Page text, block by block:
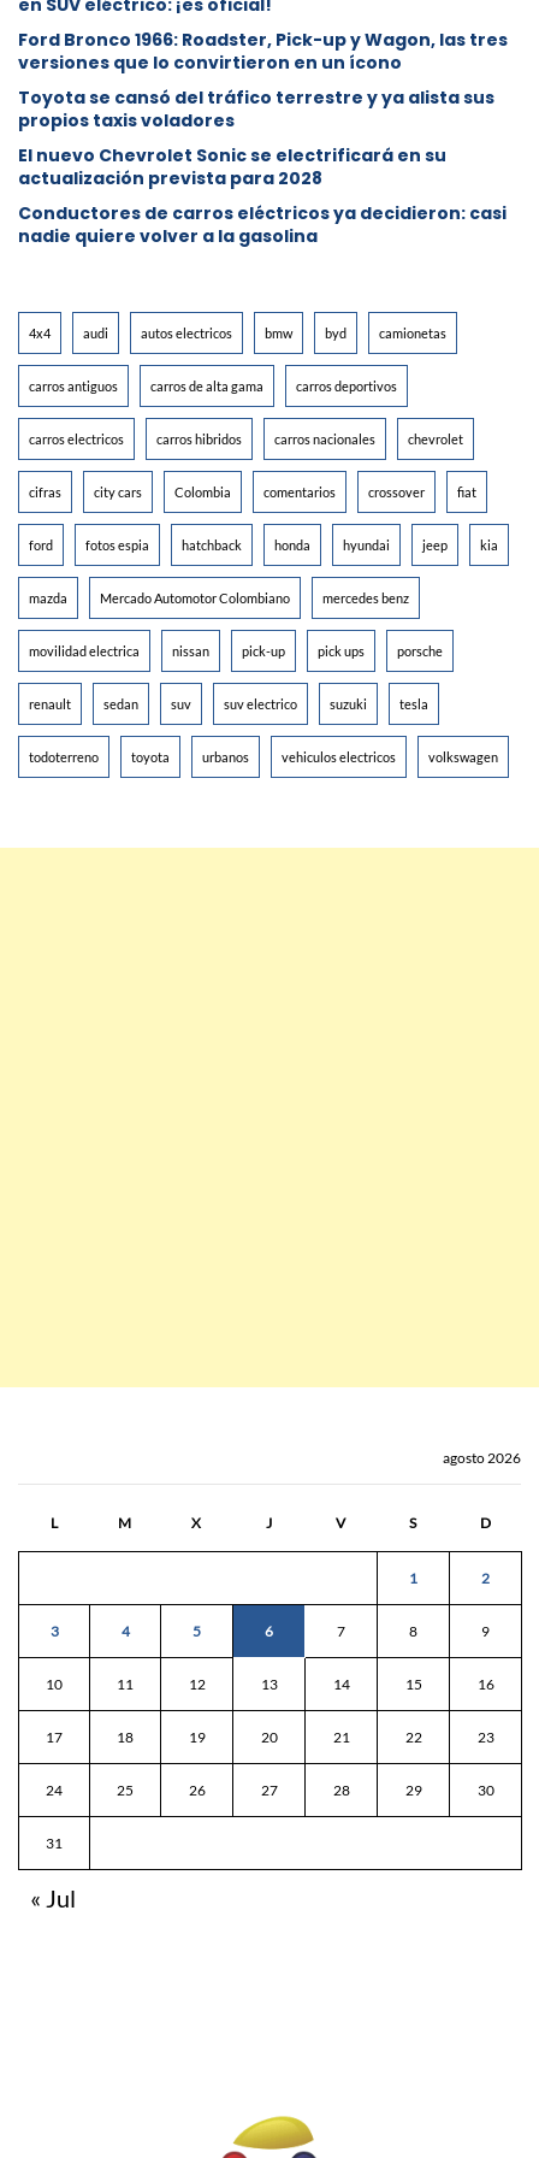
Ford Bronco 1966: Roadster, Pick-up y Wagon, las tres
versiones que lo convirtieron en un ícono
Toyota se cansó del tráfico terrestre y ya alista sus
propios taxis voladores
El nuevo Chevrolet Sonic se electrificará en su
actualización prevista para 2028
Conductores de carros eléctricos ya decidieron: casi
nadie quiere volver a la gasolina
4x4 audi autos electricos bmw byd camionetas
carros antiguos carros de alta gama carros deportivos
carros electricos carros hibridos carros nacionales chevrolet
cifras city cars Colombia comentarios crossover fiat
ford fotos espia hatchback honda hyundai jeep kia
mazda Mercado Automotor Colombiano mercedes benz
movilidad electrica nissan pick-up pick ups porsche
renault sedan suv suv electrico suzuki tesla
todoterreno toyota urbanos vehiculos electricos volkswagen
agosto 2026
L M X J V S D
1 2
3 4 5 6 7 8 9
10 11 12 13 14 15 16
17 18 19 20 21 22 23
24 25 26 27 28 29 30
31
« Jul